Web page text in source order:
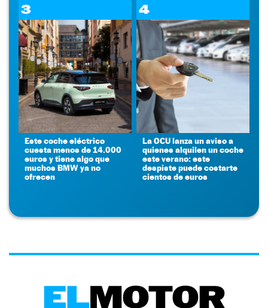
3
Este coche eléctrico
cuesta menos de 14.000
euros y tiene algo que
muchos BMW ya no
ofrecen
4
La OCU lanza un aviso a
quienes alquilen un coche
este verano: este
despiste puede costarte
cientos de euros